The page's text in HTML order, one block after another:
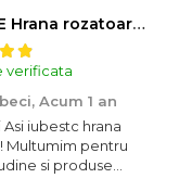
JUNGLE Hrana rozatoare IEPURI 500g
verificata
Acum 1 an
Asi iubestc hrana
Multumim pentru
si produse